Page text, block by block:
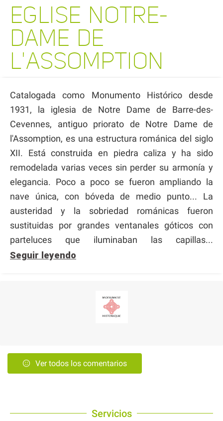
EGLISE NOTRE-
DAME DE
L'ASSOMPTION
Catalogada como Monumento Histórico desde
1931, la iglesia de Notre Dame de Barre-des-
Cevennes, antiguo priorato de Notre Dame de
l'Assomption, es una estructura románica del siglo
XII. Está construida en piedra caliza y ha sido
remodelada varias veces sin perder su armonía y
elegancia. Poco a poco se fueron ampliando la
nave única, con bóveda de medio punto... La
austeridad y la sobriedad románicas fueron
sustituidas por grandes ventanales góticos con
parteluces que iluminaban las capillas...
Seguir leyendo
Ver todos los comentarios
Servicios